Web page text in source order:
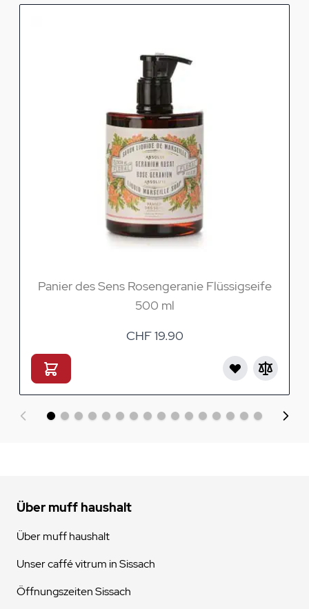
Panier des Sens Rosengeranie Flüssigseife
500 ml
CHF 19.90
Über muff haushalt
Über muff haushalt
Unser caffé vitrum in Sissach
Öffnungszeiten Sissach